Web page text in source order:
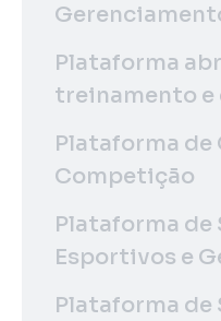
Plataforma
treinamento
Plataforma de
Competição
Plataforma de
Esportivos e
Plataforma de